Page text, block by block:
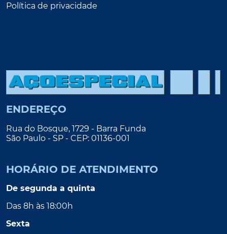
Política de privacidade
ENDEREÇO
Rua do Bosque, 1729 - Barra Funda
São Paulo - SP - CEP: 01136-001
HORÁRIO DE ATENDIMENTO
De segunda a quinta
Das 8h às 18:00h
Sexta